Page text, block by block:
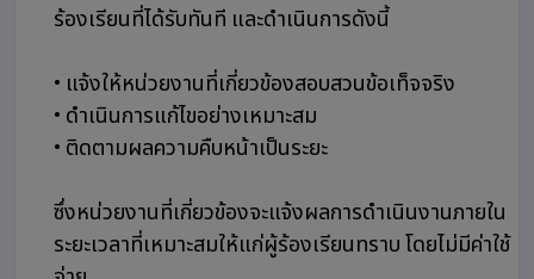
ร้องเรียนที่ได้รับทันที และดำเนินการดังนี้
• แจ้งให้หน่วยงานที่เกี่ยวข้องสอบสวนข้อเท็จจริง
• ดำเนินการแก้ไขอย่างเหมาะสม
• ติดตามผลความคืบหน้าเป็นระยะ
ซึ่งหน่วยงานที่เกี่ยวข้องจะแจ้งผลการดำเนินงานภายใน
ระยะเวลาที่เหมาะสมให้แก่ผู้ร้องเรียนทราบ โดยไม่มีค่าใช้